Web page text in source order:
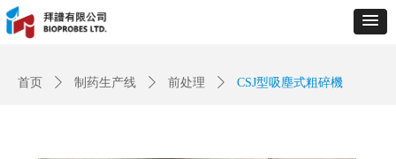
首页 ꄲ 制药生产线 ꄲ 前处理 ꄲ CSJ型吸塵式粗碎機